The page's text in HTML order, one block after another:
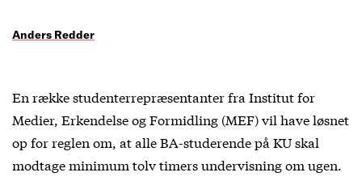
Anders Redder
En række studenterrepræsentanter fra Institut for
Medier, Erkendelse og Formidling (MEF) vil have løsnet
op for reglen om, at alle BA-studerende på KU skal
modtage minimum tolv timers undervisning om ugen.